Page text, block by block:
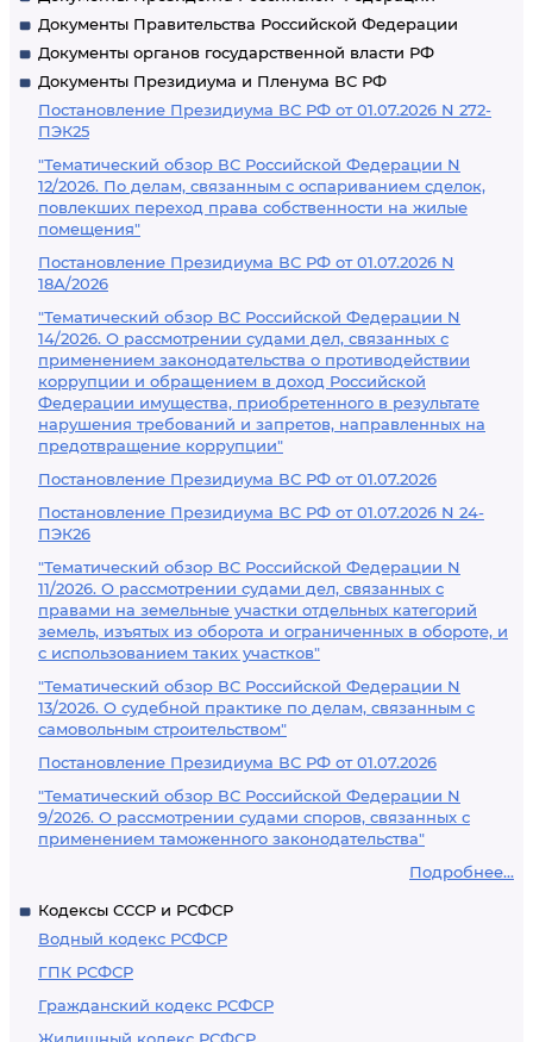
Документы Правительства Российской Федерации
Документы органов государственной власти РФ
Документы Президиума и Пленума ВС РФ
Постановление Президиума ВС РФ от 01.07.2026 N 272-
ПЭК25
"Тематический обзор ВС Российской Федерации N
12/2026. По делам, связанным с оспариванием сделок,
повлекших переход права собственности на жилые
помещения"
Постановление Президиума ВС РФ от 01.07.2026 N
18А/2026
"Тематический обзор ВС Российской Федерации N
14/2026. О рассмотрении судами дел, связанных с
применением законодательства о противодействии
коррупции и обращением в доход Российской
Федерации имущества, приобретенного в результате
нарушения требований и запретов, направленных на
предотвращение коррупции"
Постановление Президиума ВС РФ от 01.07.2026
Постановление Президиума ВС РФ от 01.07.2026 N 24-
ПЭК26
"Тематический обзор ВС Российской Федерации N
11/2026. О рассмотрении судами дел, связанных с
правами на земельные участки отдельных категорий
земель, изъятых из оборота и ограниченных в обороте, и
с использованием таких участков"
"Тематический обзор ВС Российской Федерации N
13/2026. О судебной практике по делам, связанным с
самовольным строительством"
Постановление Президиума ВС РФ от 01.07.2026
"Тематический обзор ВС Российской Федерации N
9/2026. О рассмотрении судами споров, связанных с
применением таможенного законодательства"
Подробнее...
Кодексы СССР и РСФСР
Водный кодекс РСФСР
ГПК РСФСР
Гражданский кодекс РСФСР